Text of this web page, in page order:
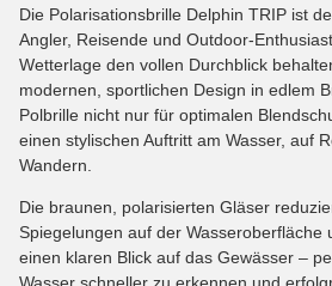
Die Polarisationsbrille Delphin TRIP ist
Angler, Reisende und Outdoor-
Wetterlage den vollen Durchblick
modernen, sportlichen Design in edlem
Polbrille nicht nur für optimalen
einen stylischen Auftritt am Wasser, auf
Wandern.
Die braunen, polarisierten Gläser
Spiegelungen auf der Wasseroberfläche
einen klaren Blick auf das Gewässer –
Wasser schneller zu erkennen und